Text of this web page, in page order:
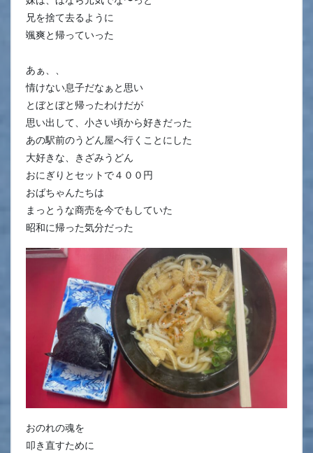
兄を捨て去るように
颯爽と帰っていった
あぁ、、
情けない息子だなぁと思い
とぼとぼと帰ったわけだが
思い出して、小さい頃から好きだった
あの駅前のうどん屋へ行くことにした
大好きな、きざみうどん
おにぎりとセットで４００円
おばちゃんたちは
まっとうな商売を今でもしていた
昭和に帰った気分だった
おのれの魂を
叩き直すために